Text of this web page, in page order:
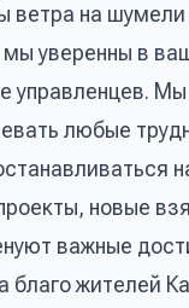
ветра на
уверенны в
управленцев.
любые
новые
важные
благо жителей